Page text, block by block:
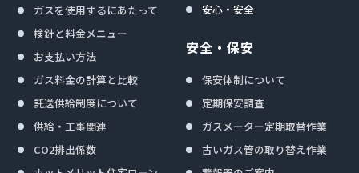
ガスを使用するにあたって
検針と料金メニュー
お支払い方法
ガス料金の計算と比較
託送供給制度について
供給・工事関連
CO2排出係数
安心・安全
安全・保安
保安体制について
定期保安調査
ガスメーター定期取替作業
古いガス管の取り替え作業